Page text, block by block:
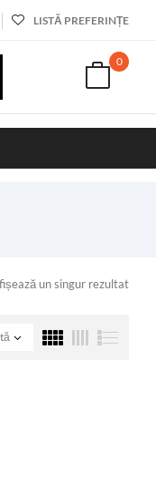
LISTĂ PREFERINȚE
0
un singur rezultat